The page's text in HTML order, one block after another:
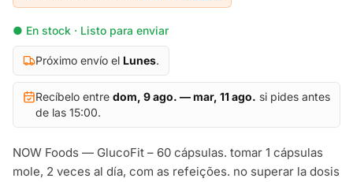
● En stock · Listo para enviar
Próximo envío el Lunes.
Recíbelo entre dom, 9 ago. — mar, 11 ago. si pides antes
de las 15:00.
NOW Foods — GlucoFit – 60 cápsulas. tomar 1 cápsulas
mole, 2 veces al día, com as refeições. no superar la dosis